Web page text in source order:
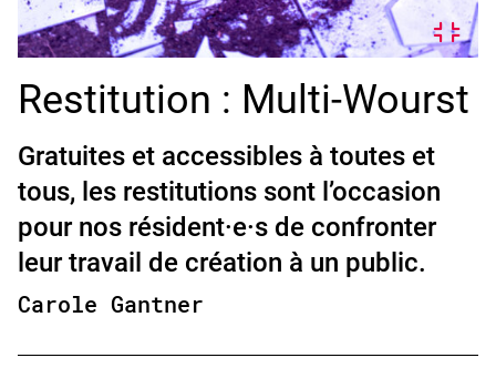
Restitution : Multi-Wourst
Gratuites et accessibles à toutes et
tous, les restitutions sont l’occasion
pour nos résident·e·s de confronter
leur travail de création à un public.
Carole Gantner